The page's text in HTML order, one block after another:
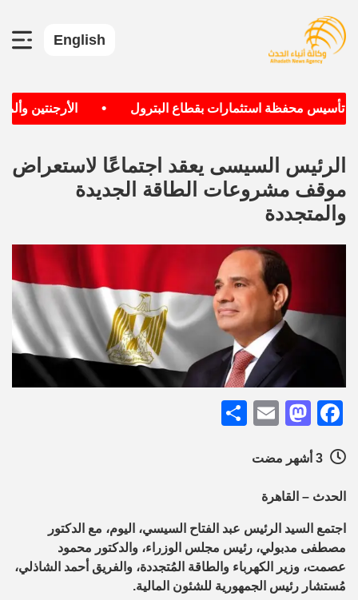
English
تأسيس محفظة استثمارات بقطاع البترول الأرجنتين
الرئيس السيسى يعقد اجتماعًا لاستعراض
موقف مشروعات الطاقة الجديدة
والمتجددة
Facebook
Mastodon
Email
الحدث – القاهرة
اجتمع السيد الرئيس عبد الفتاح السيسي، اليوم، مع الدكتور
مصطفى مدبولي، رئيس مجلس الوزراء، والدكتور محمود
عصمت، وزير الكهرباء والطاقة المُتجددة، والفريق أحمد الشاذلي،
مُستشار رئيس الجمهورية للشئون المالية.